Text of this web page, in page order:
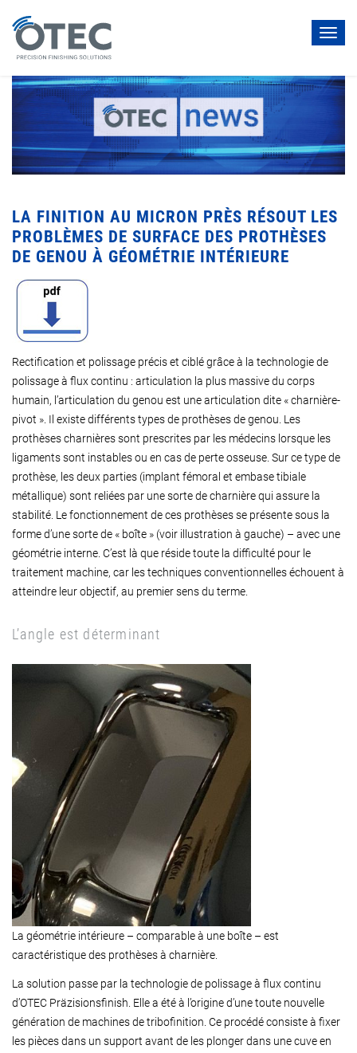
LA FINITION AU MICRON PRÈS RÉSOUT LES
PROBLÈMES DE SURFACE DES PROTHÈSES
DE GENOU À GÉOMÉTRIE INTÉRIEURE
Rectification et polissage précis et ciblé grâce à la technologie de
polissage à flux continu : articulation la plus massive du corps
humain, l’articulation du genou est une articulation dite « charnière-
pivot ». Il existe différents types de prothèses de genou. Les
prothèses charnières sont prescrites par les médecins lorsque les
ligaments sont instables ou en cas de perte osseuse. Sur ce type de
prothèse, les deux parties (implant fémoral et embase tibiale
métallique) sont reliées par une sorte de charnière qui assure la
stabilité. Le fonctionnement de ces prothèses se présente sous la
forme d’une sorte de « boîte » (voir illustration à gauche) – avec une
géométrie interne. C’est là que réside toute la difficulté pour le
traitement machine, car les techniques conventionnelles échouent à
atteindre leur objectif, au premier sens du terme.
L’angle est déterminant
La géométrie intérieure – comparable à une boîte – est
caractéristique des prothèses à charnière.
La solution passe par la technologie de polissage à flux continu
d’OTEC Präzisionsfinish. Elle a été à l’origine d’une toute nouvelle
génération de machines de tribofinition. Ce procédé consiste à fixer
les pièces dans un support avant de les plonger dans une cuve en